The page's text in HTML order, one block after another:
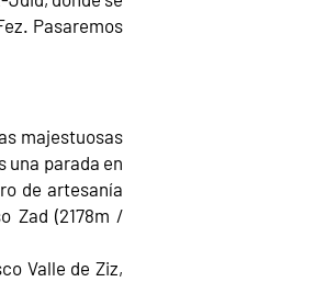
Pasaremos
majestuosas
una parada en
de artesanía
Zad (2178m /
Valle de Ziz,